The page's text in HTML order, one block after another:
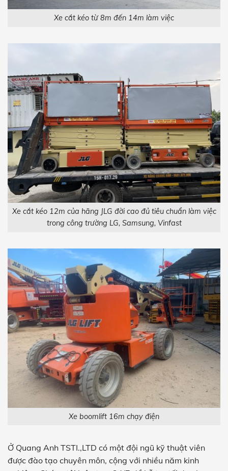
Xe cắt kéo từ 8m đến 14m làm việc
Xe cắt kéo 12m của hãng JLG đời cao đủ tiêu chuẩn làm việc
trong công trường LG, Samsung, Vinfast
Xe boomlift 16m chạy điện
Ở Quang Anh TSTI.,LTD có một đội ngũ kỹ thuật viên
được đào tạo chuyên môn, cộng với nhiều năm kinh